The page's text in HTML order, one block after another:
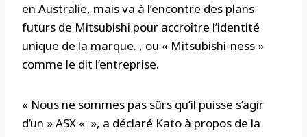
en Australie, mais va à l’encontre des plans
futurs de Mitsubishi pour accroître l’identité
unique de la marque. , ou « Mitsubishi-ness »
comme le dit l’entreprise.
« Nous ne sommes pas sûrs qu’il puisse s’agir
d’un » ASX « », a déclaré Kato à propos de la